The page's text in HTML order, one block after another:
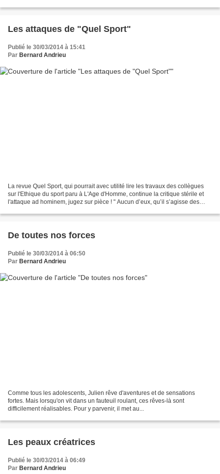
Les attaques de "Quel Sport"
Publié le 30/03/2014 à 15:41
Par Bernard Andrieu
La revue Quel Sport, qui pourrait avec utilité lire les travaux des collègues
sur l'Ethique du sport paru à L'Age d'Homme, continue la critique stérile et
l'attaque ad hominem, jugez sur pièce ! " Aucun d’eux, qu’il s’agisse des
De toutes nos forces
Publié le 30/03/2014 à 06:50
Par Bernard Andrieu
Comme tous les adolescents, Julien rêve d'aventures et de sensations
fortes. Mais lorsqu'on vit dans un fauteuil roulant, ces rêves-là sont
difficilement réalisables. Pour y parvenir, il met au...
Les peaux créatrices
Publié le 30/03/2014 à 06:49
Par Bernard Andrieu